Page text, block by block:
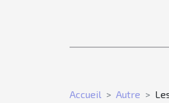
Accueil Autre